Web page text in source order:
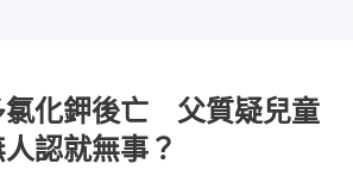
氯化鉀後亡 父質疑兒童
認就無事？